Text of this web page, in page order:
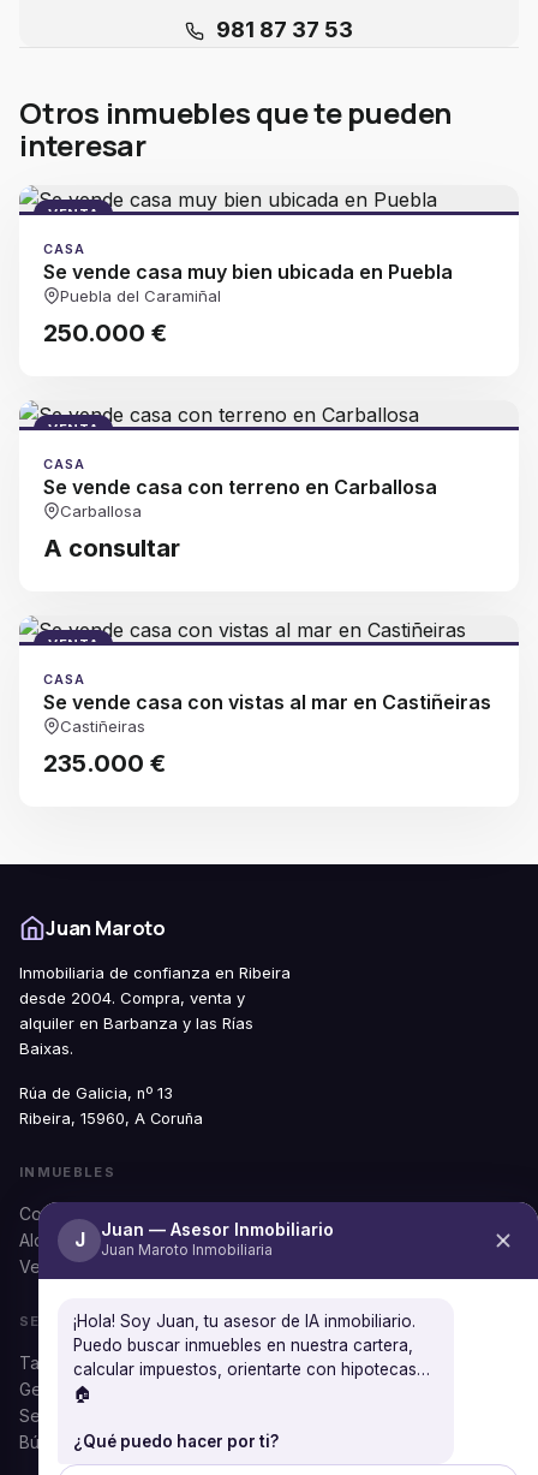
981 87 37 53
Otros inmuebles que te pueden
interesar
VENTA
CASA
Se vende casa muy bien ubicada en Puebla
Puebla del Caramiñal
250.000 €
VENTA
CASA
Se vende casa con terreno en Carballosa
Carballosa
A consultar
VENTA
CASA
Se vende casa con vistas al mar en Castiñeiras
Castiñeiras
235.000 €
Juan Maroto
Inmobiliaria de confianza en Ribeira
desde 2004. Compra, venta y
alquiler en Barbanza y las Rías
Baixas.
Rúa de Galicia, nº 13
Ribeira, 15960, A Coruña
INMUEBLES
Comprar
Alquilar
Ver todos
SERVICIOS
Tasación gratuita
Gestión documental
Seguros
Búsqueda personalizada
J Juan — Asesor Inmobiliario
Juan Maroto Inmobiliaria
¡Hola! Soy Juan, tu asesor de IA inmobiliario.
Puedo buscar inmuebles en nuestra cartera,
calcular impuestos, orientarte con hipotecas…
🏠
¿Qué puedo hacer por ti?